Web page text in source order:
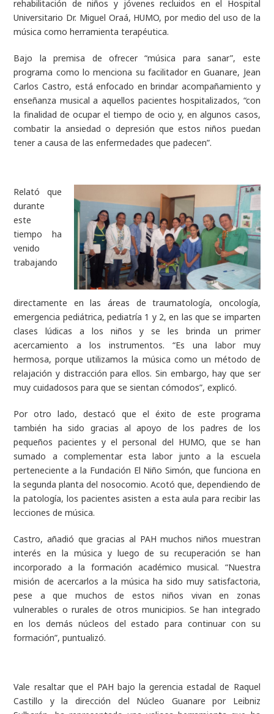
rehabilitación de niños y jóvenes recluidos en el Hospital
Universitario Dr. Miguel Oraá, HUMO, por medio del uso de la
música como herramienta terapéutica.
Bajo la premisa de ofrecer “música para sanar”, este
programa como lo menciona su facilitador en Guanare, Jean
Carlos Castro, está enfocado en brindar acompañamiento y
enseñanza musical a aquellos pacientes hospitalizados, “con
la finalidad de ocupar el tiempo de ocio y, en algunos casos,
combatir la ansiedad o depresión que estos niños puedan
tener a causa de las enfermedades que padecen”.
Relató que
durante
este
tiempo ha
venido
trabajando
directamente en las áreas de traumatología, oncología,
emergencia pediátrica, pediatría 1 y 2, en las que se imparten
clases lúdicas a los niños y se les brinda un primer
acercamiento a los instrumentos. “Es una labor muy
hermosa, porque utilizamos la música como un método de
relajación y distracción para ellos. Sin embargo, hay que ser
muy cuidadosos para que se sientan cómodos”, explicó.
Por otro lado, destacó que el éxito de este programa
también ha sido gracias al apoyo de los padres de los
pequeños pacientes y el personal del HUMO, que se han
sumado a complementar esta labor junto a la escuela
perteneciente a la Fundación El Niño Simón, que funciona en
la segunda planta del nosocomio. Acotó que, dependiendo de
la patología, los pacientes asisten a esta aula para recibir las
lecciones de música.
Castro, añadió que gracias al PAH muchos niños muestran
interés en la música y luego de su recuperación se han
incorporado a la formación académico musical. “Nuestra
misión de acercarlos a la música ha sido muy satisfactoria,
pese a que muchos de estos niños vivan en zonas
vulnerables o rurales de otros municipios. Se han integrado
en los demás núcleos del estado para continuar con su
formación”, puntualizó.
Vale resaltar que el PAH bajo la gerencia estadal de Raquel
Castillo y la dirección del Núcleo Guanare por Leibniz